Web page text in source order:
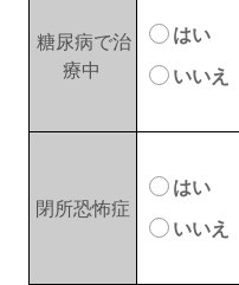
糖尿病で治
療中
はい
いいえ
閉所恐怖症
はい
いいえ